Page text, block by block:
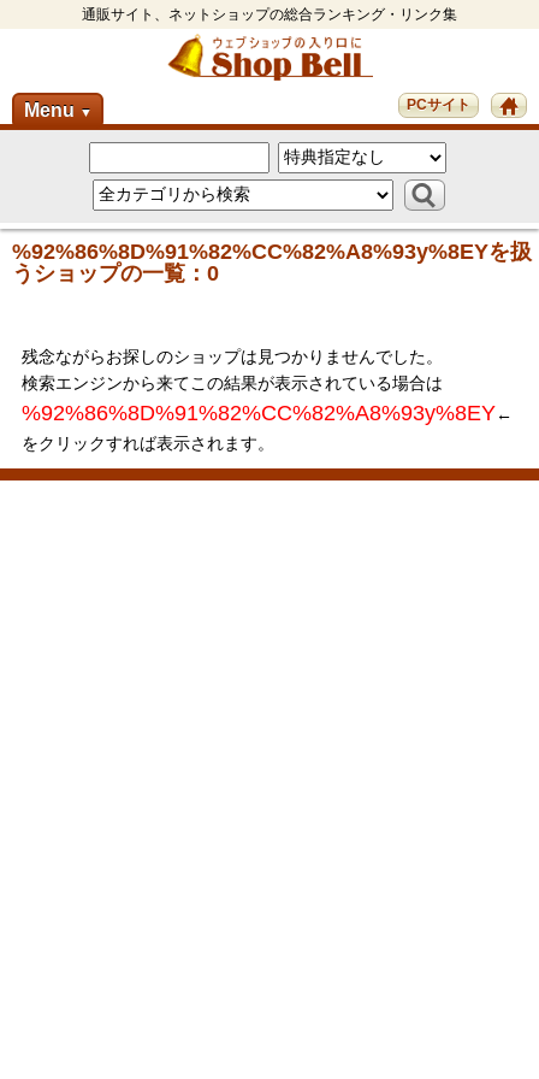
通販サイト、ネットショップの総合ランキング・リンク集
Menu ▼ PCサイト
%92%86%8D%91%82%CC%82%A8%93y%8EYを扱
うショップの一覧：0
残念ながらお探しのショップは見つかりませんでした。
検索エンジンから来てこの結果が表示されている場合は
%92%86%8D%91%82%CC%82%A8%93y%8EY←
をクリックすれば表示されます。